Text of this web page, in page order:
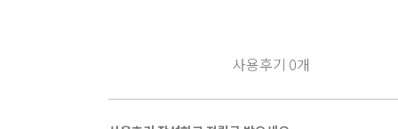
사용후기 0개